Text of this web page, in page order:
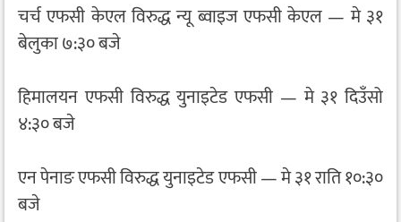
चर्च एफसी केएल विरुद्ध न्यू ब्वाइज एफसी केएल — मे ३१
बेलुका ७:३० बजे
हिमालयन एफसी विरुद्ध युनाइटेड एफसी — मे ३१ दिउँसो
४:३० बजे
एन पेनाङ एफसी विरुद्ध युनाइटेड एफसी — मे ३१ राति १०:३०
बजे